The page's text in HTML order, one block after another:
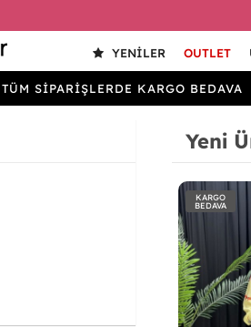
YENILER OUTLET
KARGO BEDAVA
Yeni
KARGO
BEDAVA